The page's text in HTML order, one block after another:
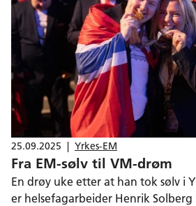
25.09.2025 | Yrkes-EM
Fra EM-sølv til VM-drøm
En drøy uke etter at han tok sølv i
er helsefagarbeider Henrik